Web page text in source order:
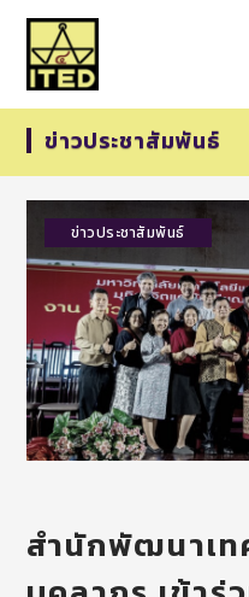
ข่าวประชาสัมพันธ์
ข่าวประชาสัมพันธ์
สำนักพัฒนาเท